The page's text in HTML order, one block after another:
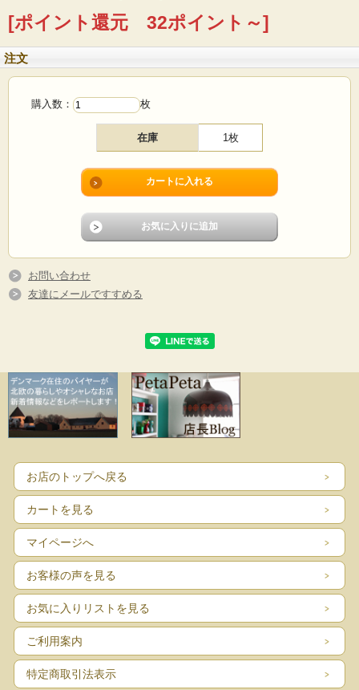
■デザイン：Turi・Gramstad・Oliver（チューリ・グラムスタッド・オリヴァー）
■メーカー：Figgjo（フィッギオ）
■コンディション：小キズや擦れはありますが、全体として使用感少なめのよいヴ
ィンテージコンディションです。
[ポイント還元 32ポイント～]
注文
購入数： 枚
在庫 1枚
お問い合わせ
友達にメールですすめる
お店のトップへ戻る
カートを見る
マイページへ
お客様の声を見る
お気に入りリストを見る
ご利用案内
特定商取引法表示